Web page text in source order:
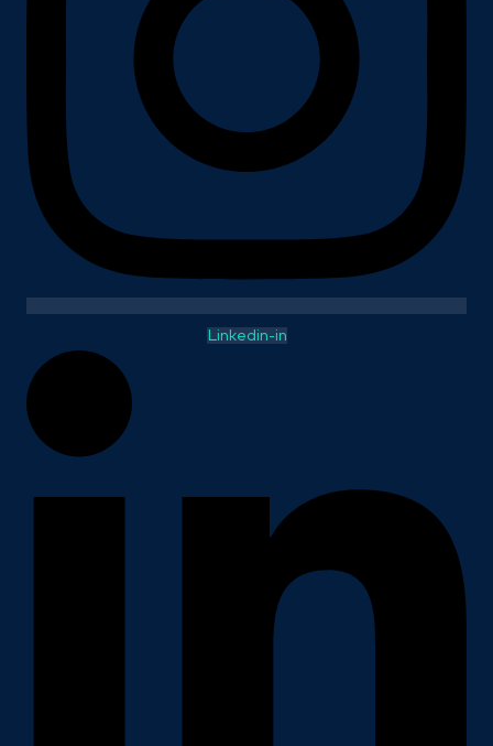
Linkedin-in